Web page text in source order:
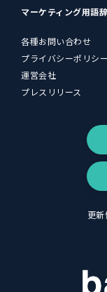
マーケティング用語
各種お問い合わせ
プライバシーポリシー
運営会社
プレスリリース
更